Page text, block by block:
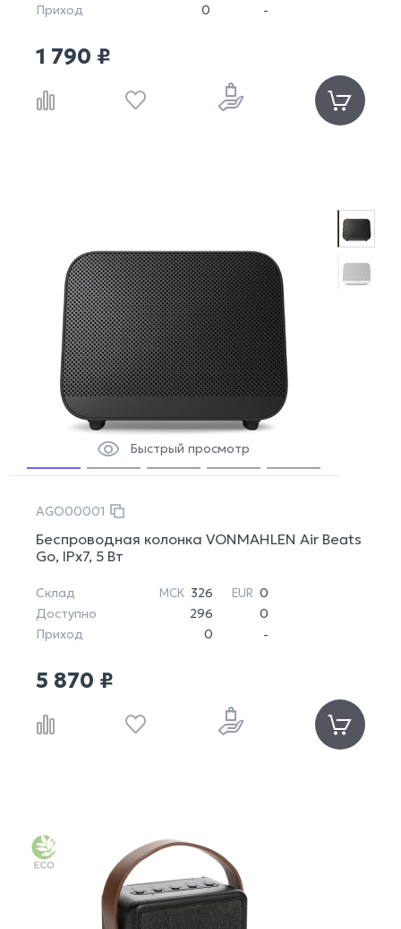
Приход
0 -
1 790 ₽
Быстрый просмотр
AGO00001
Беспроводная колонка VONMAHLEN Air Beats
Go, IPx7, 5 Вт
Склад МСК 326 EUR 0
Доступно
296
0
Приход
0 -
5 870 ₽